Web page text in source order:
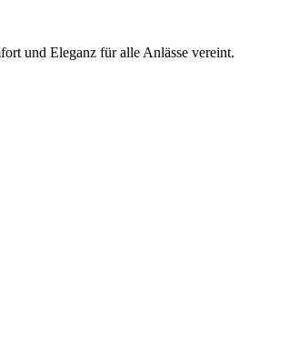
und Eleganz für alle Anlässe vereint.